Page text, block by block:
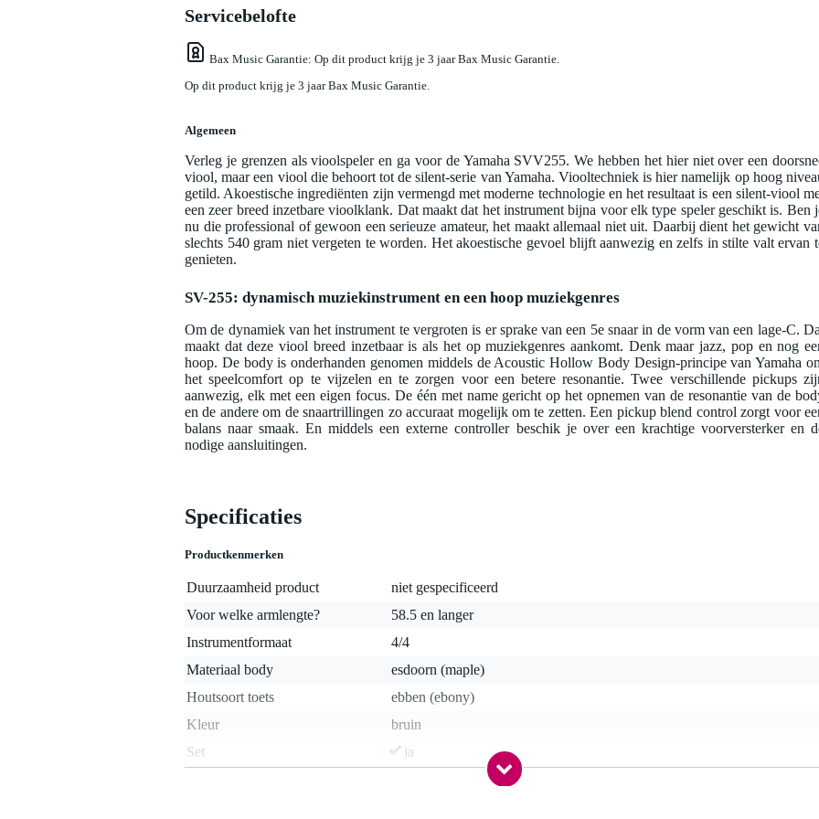
Servicebelofte
Bax Music Garantie: Op dit product krijg je 3 jaar Bax Music Garantie.
Op dit product krijg je 3 jaar Bax Music Garantie.
Algemeen
Verleg je grenzen als vioolspeler en ga voor de Yamaha SVV255. We hebben het hier niet over een
viool, maar een viool die behoort tot de silent-serie van Yamaha. Viooltechniek is hier namelijk op hoog
getild. Akoestische ingrediënten zijn vermengd met moderne technologie en het resultaat is een silent-viool
een zeer breed inzetbare vioolklank. Dat maakt dat het instrument bijna voor elk type speler geschikt is. Ben
nu die professional of gewoon een serieuze amateur, het maakt allemaal niet uit. Daarbij dient het gewicht
slechts 540 gram niet vergeten te worden. Het akoestische gevoel blijft aanwezig en zelfs in stilte valt ervan
genieten.
SV-255: dynamisch muziekinstrument en een hoop muziekgenres
Om de dynamiek van het instrument te vergroten is er sprake van een 5e snaar in de vorm van een lage-C.
maakt dat deze viool breed inzetbaar is als het op muziekgenres aankomt. Denk maar jazz, pop en nog
hoop. De body is onderhanden genomen middels de Acoustic Hollow Body Design-principe van Yamaha
het speelcomfort op te vijzelen en te zorgen voor een betere resonantie. Twee verschillende pickups
aanwezig, elk met een eigen focus. De één met name gericht op het opnemen van de resonantie van de
en de andere om de snaartrillingen zo accuraat mogelijk om te zetten. Een pickup blend control zorgt voor
balans naar smaak. En middels een externe controller beschik je over een krachtige voorversterker en
nodige aansluitingen.
Specificaties
Productkenmerken
Duurzaamheid product
niet gespecificeerd
Voor welke armlengte?
58.5 en langer
Instrumentformaat
4/4
Materiaal body
esdoorn (maple)
Houtsoort toets
ebben (ebony)
Kleur
bruin
Set
ja